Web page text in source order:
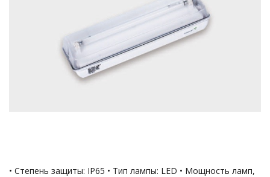
• Степень защиты: IP65 • Тип лампы: LED • Мощность ламп,